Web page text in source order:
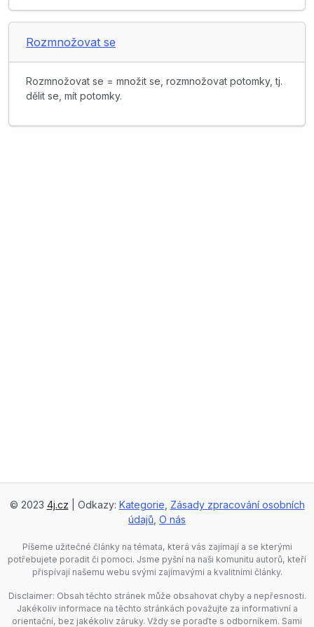
Rozmnožovat se
Rozmnožovat se = množit se, rozmnožovat potomky, tj.
dělit se, mít potomky.
© 2023 4j.cz | Odkazy: Kategorie Zásady zpracování osobních
údajů O nás
Píšeme užitečné články na témata, která vás zajímají a se kterými
potřebujete poradit či pomoci. Jsme pyšní na naši komunitu autorů, kteří
přispívají našemu webu svými zajímavými a kvalitními články.
Disclaimer: Obsah těchto stránek může obsahovat chyby a nepřesnosti.
Jakékoliv informace na těchto stránkách považujte za informativní a
orientační, bez jakékoliv záruky. Vždy se poraďte s odborníkem. Sami